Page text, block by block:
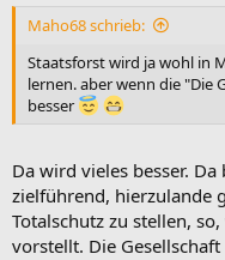
Maho68 schrieb:
Staatsforst wird ja wohl in
lernen. aber wenn die "Die
besser
Da wird vieles besser.
zielführend, hierzulande
Totalschutz zu stellen,
vorstellt. Die